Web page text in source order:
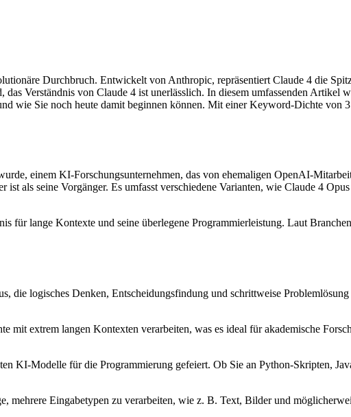
Durchbruch. Entwickelt von Anthropic, repräsentiert Claude 4 die
Verständnis von Claude 4 ist unerlässlich. In diesem umfassenden Artikel
wie Sie noch heute damit beginnen können. Mit einer Keyword-Dichte von
einem KI-Forschungsunternehmen, das von ehemaligen OpenAI-
als seine Vorgänger. Es umfasst verschiedene Varianten, wie Claude 4
für lange Kontexte und seine überlegene Programmierleistung. Laut
die logisches Denken, Entscheidungsfindung und schrittweise
mit extrem langen Kontexten verarbeiten, was es ideal für akademische
KI-Modelle für die Programmierung gefeiert. Ob Sie an Python-Skripten,
mehrere Eingabetypen zu verarbeiten, wie z. B. Text, Bilder und